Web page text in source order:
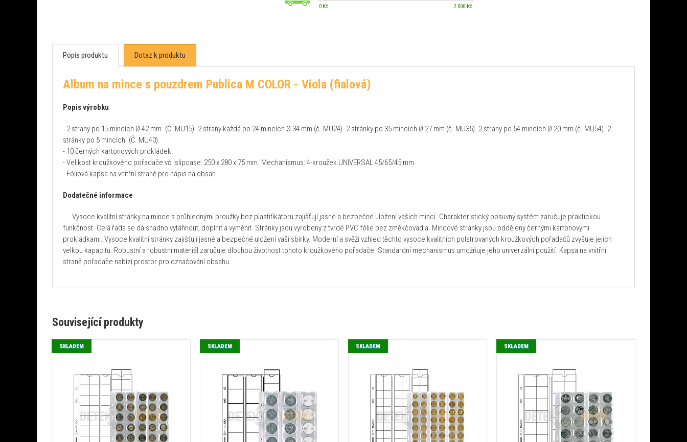
0 Kč 2 000 Kč
Popis produktu Dotaz k produktu
Album na mince s pouzdrem Publica M COLOR - Viola (fialová)
Popis výrobku
- 2 strany po 15 mincích Ø 42 mm. (Č. MU15). 2 strany každá po 24 mincích Ø 34 mm (č. MU24). 2 stránky po 35 mincích Ø 27 mm (č. MU35). 2 strany po 54 mincích Ø 20 mm (č. MU54). 2
stránky po 5 mincích. (Č. MU40).
- 10 černých kartonových prokládek.
- Velikost kroužkového pořadače vč. slipcase: 250 x 280 x 75 mm. Mechanismus: 4-kroužek UNIVERSAL 45/65/45 mm.
- Fóliová kapsa na vnitřní straně pro nápis na obsah.
Dodatečné informace
Vysoce kvalitní stránky na mince s průhlednými proužky bez plastifikátoru zajišťují jasné a bezpečné uložení vašich mincí. Charakteristický posuvný systém zaručuje praktickou
funkčnost. Celá řada se dá snadno vytáhnout, doplnit a vyměnit. Stránky jsou vyrobeny z tvrdé PVC fólie bez změkčovadla. Mincové stránky jsou odděleny černými kartonovými
prokládkami. Vysoce kvalitní stránky zajišťují jasné a bezpečné uložení vaší sbírky. Moderní a svěží vzhled těchto vysoce kvalitních polstrovaných kroužkových pořadačů zvyšuje jejich
velkou kapacitu. Robustní a robustní materiál zaručuje dlouhou životnost tohoto kroužkového pořadače. Standardní mechanismus umožňuje jeho univerzální použití. Kapsa na vnitřní
straně pořadače nabízí prostor pro označování obsahu.
Související produkty
SKLADEM SKLADEM SKLADEM SKLADEM